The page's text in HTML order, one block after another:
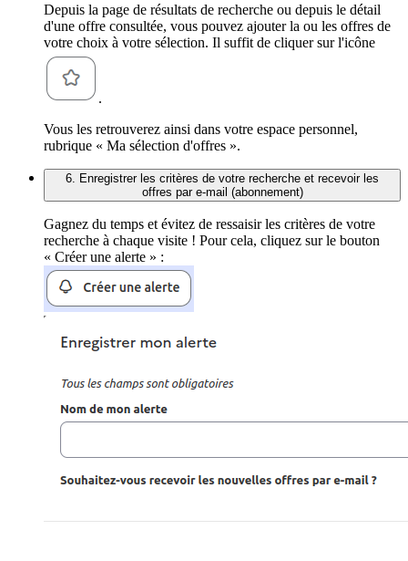
Depuis la page de résultats de recherche ou depuis le détail
d'une offre consultée, vous pouvez ajouter la ou les offres de
votre choix à votre sélection. Il suffit de cliquer sur l'icône
.
Vous les retrouverez ainsi dans votre espace personnel,
rubrique « Ma sélection d'offres ».
6. Enregistrer les critères de votre recherche et recevoir les
offres par e-mail (abonnement)
Gagnez du temps et évitez de ressaisir les critères de votre
recherche à chaque visite ! Pour cela, cliquez sur le bouton
« Créer une alerte » :